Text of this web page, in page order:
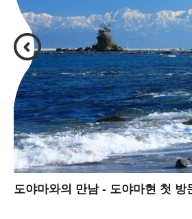
도야마와의 만남 - 도야마현 첫 방